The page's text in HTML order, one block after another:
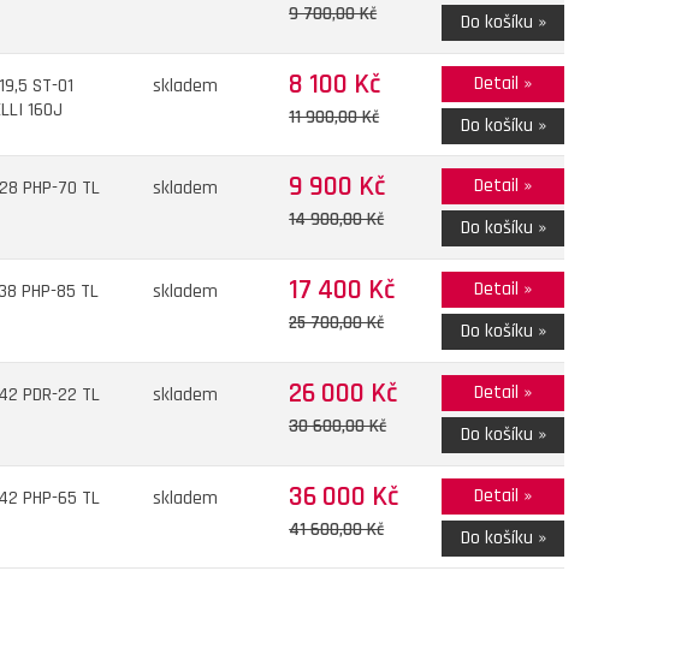
9 700,00 Kč
Do košíku »
ST-01
160J
skladem 8 100 Kč
11 900,00 Kč
Detail »
Do košíku »
PHP-70 TL
skladem 9 900 Kč
14 900,00 Kč
Detail »
Do košíku »
PHP-85 TL
skladem 17 400 Kč
25 700,00 Kč
Detail »
Do košíku »
PDR-22 TL
skladem 26 000 Kč
30 600,00 Kč
Detail »
Do košíku »
PHP-65 TL
skladem 36 000 Kč
41 600,00 Kč
Detail »
Do košíku »